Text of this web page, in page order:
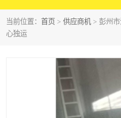
当前位置： 首页 > 供应商机 > 彭州
心独运